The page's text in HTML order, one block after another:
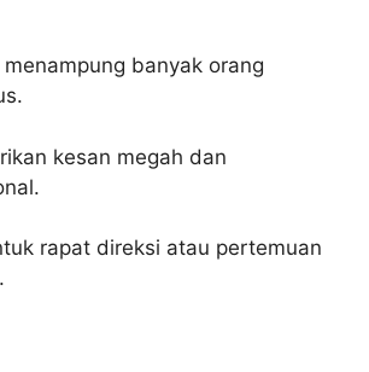
menampung banyak orang
kesan megah dan
rapat direksi atau pertemuan